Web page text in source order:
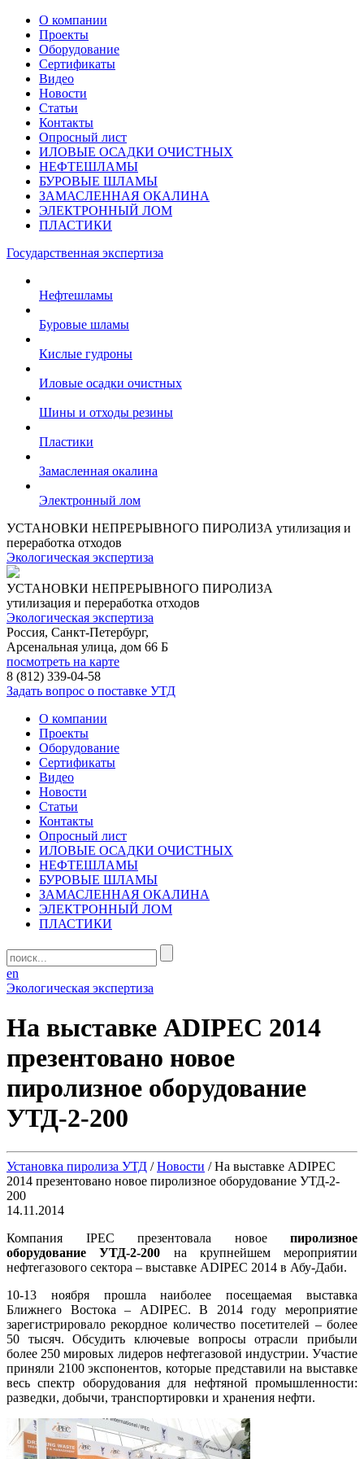
О компании
Проекты
Оборудование
Сертификаты
Видео
Новости
Статьи
Контакты
Опросный лист
ИЛОВЫЕ ОСАДКИ ОЧИСТНЫХ
НЕФТЕШЛАМЫ
БУРОВЫЕ ШЛАМЫ
ЗАМАСЛЕННАЯ ОКАЛИНА
ЭЛЕКТРОННЫЙ ЛОМ
ПЛАСТИКИ
Государственная экспертиза
Нефтешламы
Буровые шламы
Кислые гудроны
Иловые осадки очистных
Шины и отходы резины
Пластики
Замасленная окалина
Электронный лом
УСТАНОВКИ НЕПРЕРЫВНОГО ПИРОЛИЗА утилизация и
переработка отходов
Экологическая экспертиза
УСТАНОВКИ НЕПРЕРЫВНОГО ПИРОЛИЗА
утилизация и переработка отходов
Экологическая экспертиза
Россия, Санкт-Петербург,
Арсенальная улица, дом 66 Б
посмотреть на карте
8 (812) 339-04-58
Задать вопрос о поставке УТД
О компании
Проекты
Оборудование
Сертификаты
Видео
Новости
Статьи
Контакты
Опросный лист
ИЛОВЫЕ ОСАДКИ ОЧИСТНЫХ
НЕФТЕШЛАМЫ
БУРОВЫЕ ШЛАМЫ
ЗАМАСЛЕННАЯ ОКАЛИНА
ЭЛЕКТРОННЫЙ ЛОМ
ПЛАСТИКИ
en
Экологическая экспертиза
На выставке ADIPEC 2014
презентовано новое
пиролизное оборудование
УТД-2-200
Установка пиролиза УТД /Новости /На выставке ADIPEC
2014 презентовано новое пиролизное оборудование УТД-2-
200
14.11.2014
Компания IPEC презентовала новое пиролизное
оборудование УТД-2-200 на крупнейшем мероприятии
нефтегазового сектора – выставке ADIPEC 2014 в Абу-Даби.
10-13 ноября прошла наиболее посещаемая выставка
Ближнего Востока – ADIPEC. В 2014 году мероприятие
зарегистрировало рекордное количество посетителей – более
50 тысяч. Обсудить ключевые вопросы отрасли прибыли
более 250 мировых лидеров нефтегазовой индустрии. Участие
приняли 2100 экспонентов, которые представили на выставке
весь спектр оборудования для нефтяной промышленности:
разведки, добычи, транспортировки и хранения нефти.